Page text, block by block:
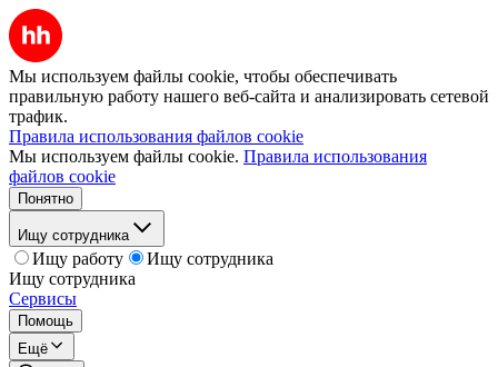
Мы используем файлы cookie, чтобы обеспечивать
правильную работу нашего веб-сайта и анализировать сетевой
трафик.
Правила использования файлов cookie
Мы используем файлы cookie. Правила использования
файлов cookie
Понятно
Ищу сотрудника
Ищу работу
Ищу сотрудника
Ищу сотрудника
Сервисы
Помощь
Ещё